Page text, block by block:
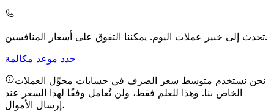
تحدث إلى خبير عملات اليوم.يمكننا التفوق على أسعار المنافسين.
حدد موعد مكالمة
نحن نستخدم متوسط سعر الصرف في حسابات محوِّل العملات
الخاص بنا. وهذا للعلم فقط، ولن تُعامل وفقًا لهذا السعر عند
إرسال الأموال،